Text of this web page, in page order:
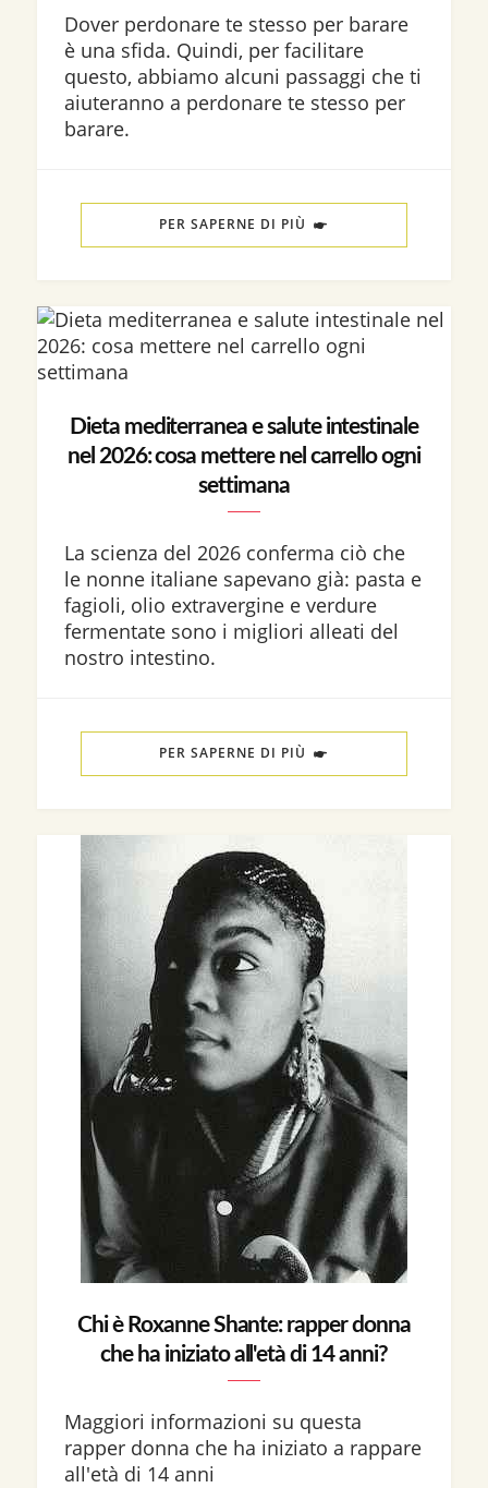
Dover perdonare te stesso per barare
è una sfida. Quindi, per facilitare
questo, abbiamo alcuni passaggi che ti
aiuteranno a perdonare te stesso per
barare.
PER SAPERNE DI PIÙ
Dieta mediterranea e salute intestinale
nel 2026: cosa mettere nel carrello ogni
settimana
La scienza del 2026 conferma ciò che
le nonne italiane sapevano già: pasta e
fagioli, olio extravergine e verdure
fermentate sono i migliori alleati del
nostro intestino.
PER SAPERNE DI PIÙ
Chi è Roxanne Shante: rapper donna
che ha iniziato all'età di 14 anni?
Maggiori informazioni su questa
rapper donna che ha iniziato a rappare
all'età di 14 anni